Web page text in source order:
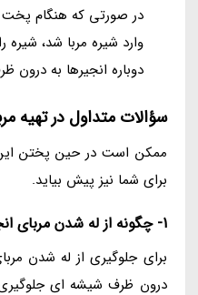
در صورتی که هنگام پخت
وارد شیره مربا شد،
دوباره انجیرها به درون
سؤالات متداول در تهیه
ممکن است در حین پختن
برای شما نیز پیش بیاید.
1- چگونه از له شدن مربای انجیر جلوگیری کنیم؟
برای جلوگیری از له شدن
درون ظرف شیشه ای